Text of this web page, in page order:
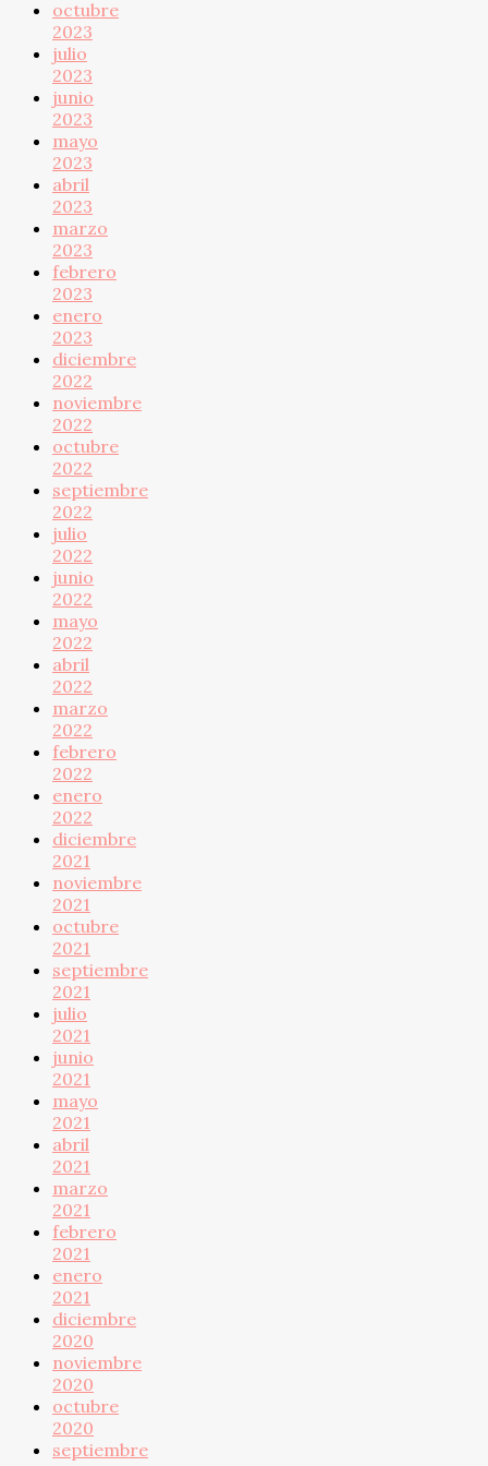
octubre
2023
julio
2023
junio
2023
mayo
2023
abril
2023
marzo
2023
febrero
2023
enero
2023
diciembre
2022
noviembre
2022
octubre
2022
septiembre
2022
julio
2022
junio
2022
mayo
2022
abril
2022
marzo
2022
febrero
2022
enero
2022
diciembre
2021
noviembre
2021
octubre
2021
septiembre
2021
julio
2021
junio
2021
mayo
2021
abril
2021
marzo
2021
febrero
2021
enero
2021
diciembre
2020
noviembre
2020
octubre
2020
septiembre